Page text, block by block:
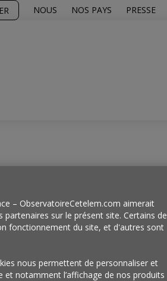
NOUS NOS PAYS PRESSE
réel
– ObservatoireCetelem.com aimerait
sur le présent site. Certains de
fonctionnement du site, et d'autres sont
nous permettent de personnaliser et
notamment l’affichage de nos produits